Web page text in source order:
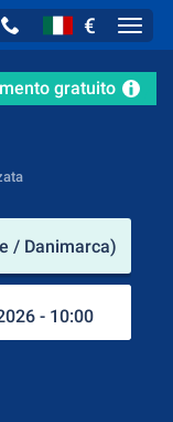
€
gratuito
/ Danimarca)